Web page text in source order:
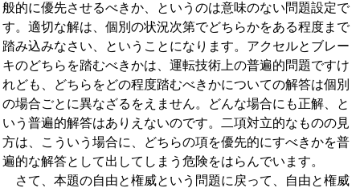
般的に優先させるべきか、というのは意味のない問題設定で
す。適切な解は、個別の状況次第でどちらかをある程度まで
踏み込みなさい、ということになります。アクセルとブレー
キのどちらを踏むべきかは、運転技術上の普遍的問題ですけ
れども、どちらをどの程度踏むべきかについての解答は個別
の場合ごとに異なざるをえません。どんな場合にも正解、と
いう普遍的解答はありえないのです。二項対立的なものの見
方は、こういう場合に、どちらの項を優先的にすべきかを普
遍的な解答として出してしまう危険をはらんでいます。
さて、本題の自由と権威という問題に戻って、自由と権威